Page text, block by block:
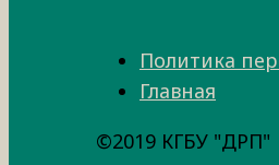
Политика
Главная
©2019 КГБУ "ДРП"